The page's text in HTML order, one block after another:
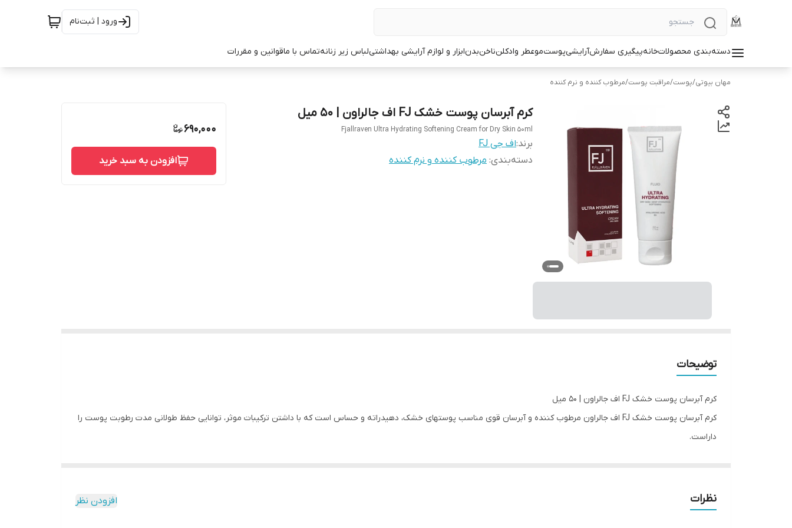
ورود | ثبت‌نام
دسته‌بندی محصولاتخانهپیگیری سفارشآرایشیپوستموعطر وادکلنناخنبدنابزار و لوازم آرایشی بهداشتیلباس زیر زنانهتماس با ماقوانین و مقررات
مهان بیوتی/پوست/مراقبت پوست/مرطوب کننده و نرم کننده
کرم آبرسان پوست خشک FJ اف جالراون | 50 میل
Fjallraven Ultra Hydrating Softening Cream for Dry Skin 50ml
برند:اف جی FJ
دسته‌بندی: مرطوب کننده و نرم کننده
690,000
افزودن به سبد خرید
توضیحات
کرم آبرسان پوست خشک FJ اف جالراون | 50 میل
کرم آبرسان پوست خشک FJ اف جالراون مرطوب کننده و آبرسان قوی مناسب پوستهای خشک، دهیدراته و حساس است که با داشتن ترکیبات موثر، توانایی حفظ طولانی مدت رطوبت پوست را
داراست.
کرم آبرسان پوست خشک FJ اف جالراون بافت سبک با جذب قوی و سریع دارد که مانع از ایجاد خشکی در پوست می‌شود. این کرم حاوی هیالورونیک اسید است که به سرعت جذب پوست شده
و قدرت مرطوب‌کنندگی طولانی مدت یک کرم را دارد.
نظرات افزودن نظر